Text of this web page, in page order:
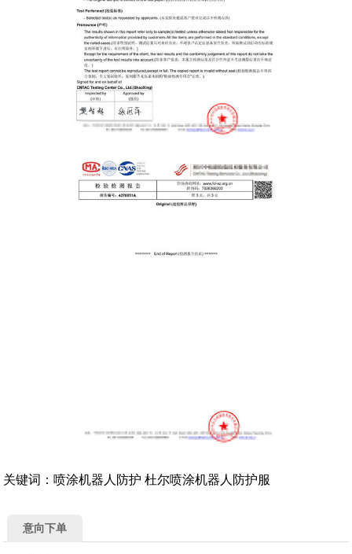
关键词：喷涂机器人防护 杜尔喷涂机器人防护服
意向下单